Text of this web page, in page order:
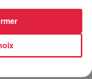
Au-delà de la fête
(18/18), propose
du Vieux